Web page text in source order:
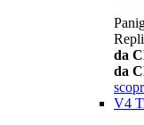
da
da
V4